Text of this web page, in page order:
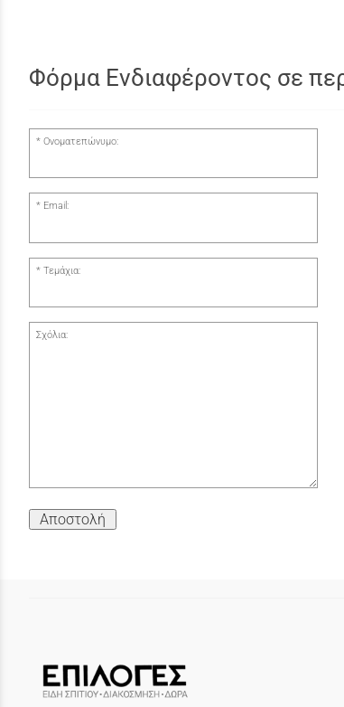
Φόρμα Ενδιαφέροντος σε
Ονοματεπώνυμο:
Email:
Τεμάχια:
Σχόλια:
Αποστολή